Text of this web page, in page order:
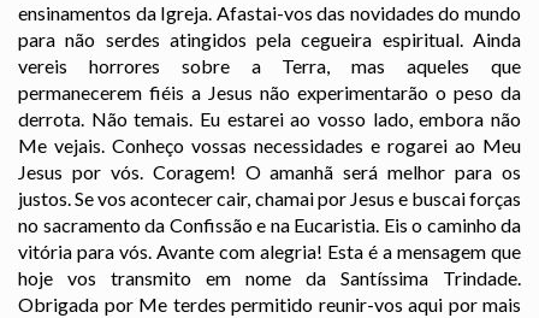
ensinamentos da Igreja. Afastai-vos das novidades do mundo
para não serdes atingidos pela cegueira espiritual. Ainda
vereis horrores sobre a Terra, mas aqueles que
permanecerem fiéis a Jesus não experimentarão o peso da
derrota. Não temais. Eu estarei ao vosso lado, embora não
Me vejais. Conheço vossas necessidades e rogarei ao Meu
Jesus por vós. Coragem! O amanhã será melhor para os
justos. Se vos acontecer cair, chamai por Jesus e buscai forças
no sacramento da Confissão e na Eucaristia. Eis o caminho da
vitória para vós. Avante com alegria! Esta é a mensagem que
hoje vos transmito em nome da Santíssima Trindade.
Obrigada por Me terdes permitido reunir-vos aqui por mais